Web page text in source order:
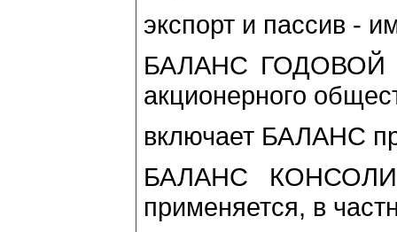
экспорт и пассив -
БАЛАНС ГОДОВОЙ
акционерного
включает БАЛАНС
БАЛАНС
применяется, в